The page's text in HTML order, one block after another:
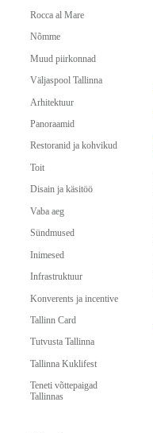
Rocca al Mare
Nõmme
Muud piirkonnad
Väljaspool Tallinna
Arhitektuur
Panoraamid
Restoranid ja kohvikud
Toit
Disain ja käsitöö
Vaba aeg
Sündmused
Inimesed
Infrastruktuur
Konverents ja incentive
Tallinn Card
Tutvusta Tallinna
Tallinna Kuklifest
Teneti võttepaigad
Tallinnas